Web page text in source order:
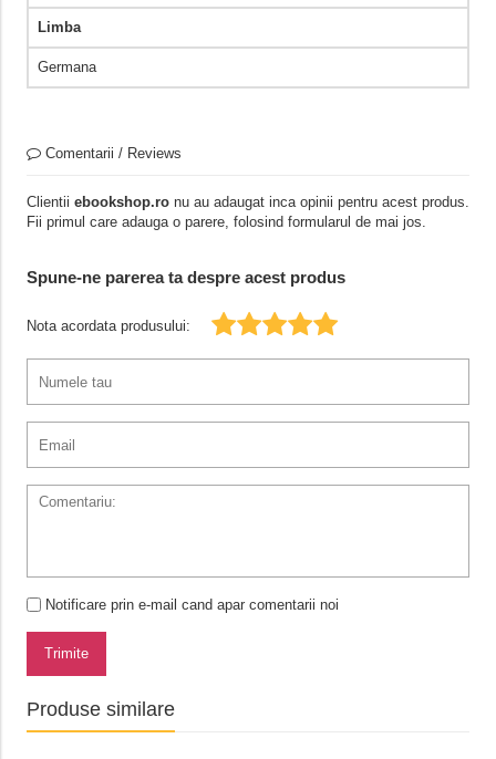
Limba
Germana
Comentarii / Reviews
Clientii ebookshop.ronu au adaugat inca opinii pentru acest produs.
Fii primul care adauga o parere, folosind formularul de mai jos.
Spune-ne parerea ta despre acest produs
Nota acordata produsului:
Notificare prin e-mail cand apar comentarii noi
Trimite
Produse similare